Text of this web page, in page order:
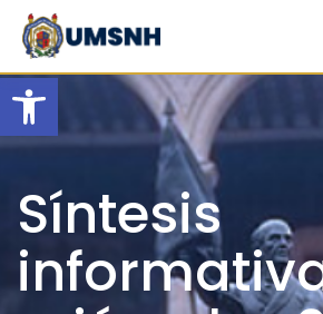
Open toolbar
Skip
content
Síntesis